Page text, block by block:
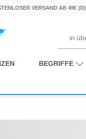
VERSAND AB 49€ (D)
BEGRIFFE